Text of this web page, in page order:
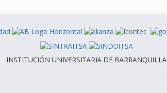
INSTITUCIÓN UNIVERSITARIA DE BARRANQUILLA